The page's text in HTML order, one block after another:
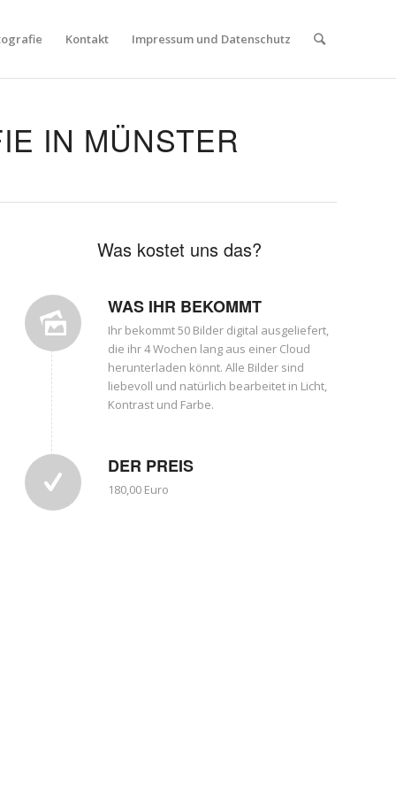
Kontakt Impressum und Datenschutz
IN MÜNSTER
Was kostet uns das?
WAS IHR BEKOMMT
Ihr bekommt 50 Bilder digital ausgeliefert,
die ihr 4 Wochen lang aus einer Cloud
herunterladen könnt. Alle Bilder sind
liebevoll und natürlich bearbeitet in Licht,
Kontrast und Farbe.
DER PREIS
180,00 Euro